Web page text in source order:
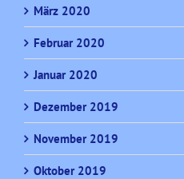
März 2020
Februar 2020
Januar 2020
Dezember 2019
November 2019
Oktober 2019